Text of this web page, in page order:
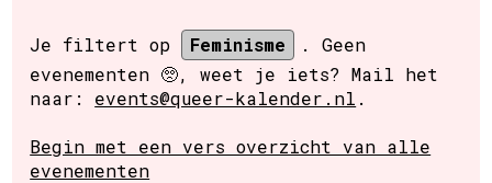
Je filtert op Feminisme
. Geen
evenementen 🥺, weet je iets? Mail het
naar: events@queer-kalender.nl .
Begin met een vers overzicht van alle
evenementen